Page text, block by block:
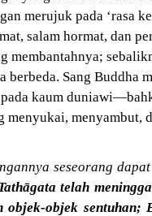
merujuk pada ‘rasa
salam hormat, dan
membantahnya;
Sang Buddha
kaum
menyambut,
seseorang
telah
objek-objek sentuhan;